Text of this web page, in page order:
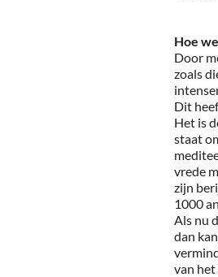
Hoe
Door
zoals
Dit
Het is
staat
vrede
zijn
1000
Als nu
dan
van het